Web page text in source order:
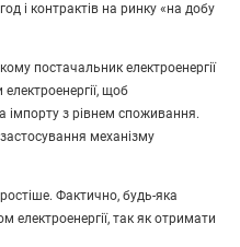
і контрактів на ринку «на добу
постачальник електроенергії
щоб
імпорту з рівнем споживання.
механізму
Фактично, будь-яка
електроенергії, так як отримати